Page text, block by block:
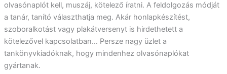
olvasónaplót kell, muszáj, kötelező íratni. A feldolgozás módját
a tanár, tanító választhatja meg. Akár honlapkészítést,
szoboralkotást vagy plakátversenyt is hirdethetett a
kötelezővel kapcsolatban… Persze nagy üzlet a
tankönyvkiadóknak, hogy mindenhez olvasónaplókat
gyártanak.